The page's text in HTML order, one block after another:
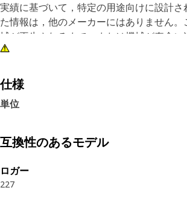
実績に基づいて，特定の用途向けに設計さ
た情報は，他のメーカーにはありません。
械が再生されるまで，または機械が寿命に
るように選択されます。CAT以外の金具類
熟知している会社は他にありません。
これらのボルトは，カバーを所定の位置
します。
特長:
• CATファスナは，仕様に正確に準拠して
信頼性，生産性を確保できるように作られ
• 強度と品質 – ファスナは，ISO，ASTM，
仕様
単位
互換性のあるモデル
ロガー
227